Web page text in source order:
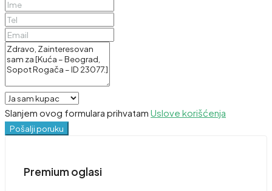
Slanjem ovog formulara prihvatam Uslove korišćenja
Pošalji poruku
Premium oglasi